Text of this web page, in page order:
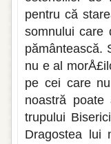
pentru că
somnului care
pământească.
nu e al
pe cei care
noastră
trupului
Dragostea lui